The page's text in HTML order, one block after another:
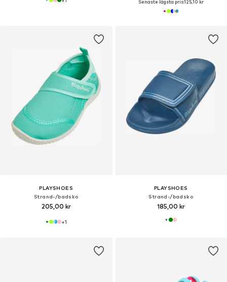
Senaste lägsta pris:125,10 kr
PLAYSHOES
Strand-/badsko
205,00 kr
+1
PLAYSHOES
Strand-/badsko
185,00 kr